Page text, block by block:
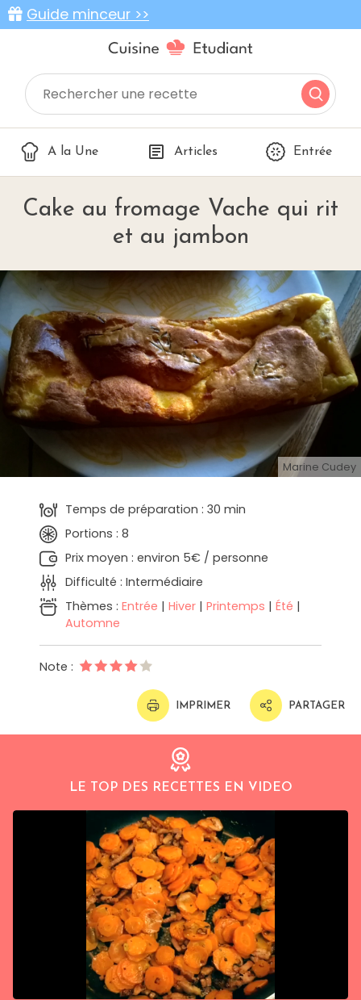
Guide minceur >>
A la Une Articles Entrée
Cake au fromage Vache qui rit
et au jambon
Marine Cudey
Temps de préparation : 30 min
Portions : 8
Prix moyen : environ 5€ / personne
Difficulté : Intermédiaire
Thèmes : Entrée | Hiver | Printemps | Été |
Automne
Note :
IMPRIMER PARTAGER
LE TOP DES RECETTES EN VIDEO